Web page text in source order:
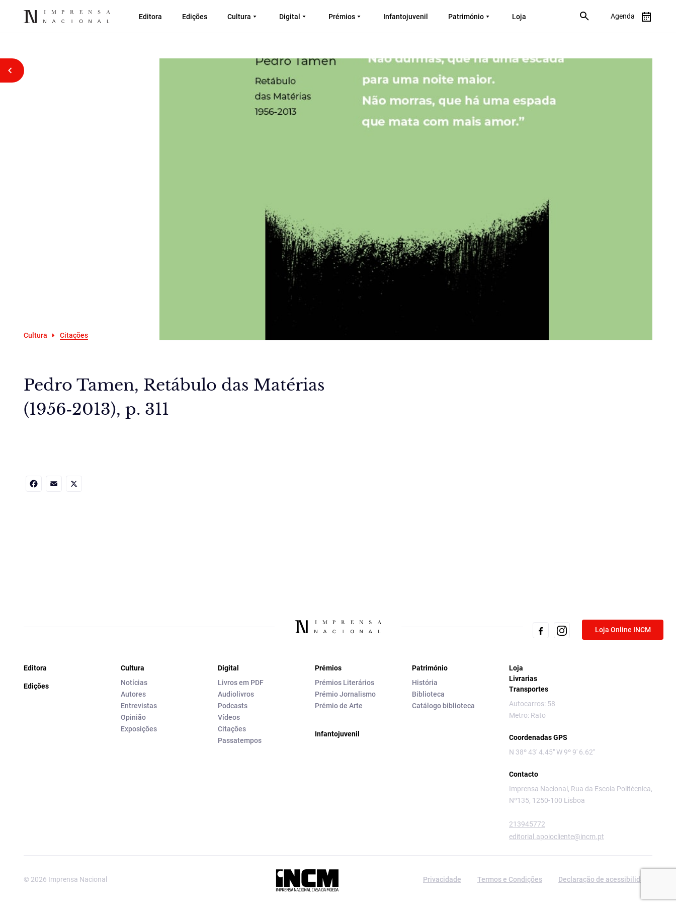
Editora Edições Cultura Digital Prémios Infantojuvenil Património Loja Agenda
Voltar atrás
Cultura Citações
Pedro Tamen, Retábulo das Matérias
(1956‑2013), p. 311
Loja Online INCM
Editora
Edições
Cultura
Notícias
Autores
Entrevistas
Opinião
Exposições
Digital
Livros em PDF
Audiolivros
Podcasts
Vídeos
Citações
Passatempos
Prémios
Prémios Literários
Prémio Jornalismo
Prémio de Arte
Infantojuvenil
Património
História
Biblioteca
Catálogo biblioteca
Loja
Livrarias
Transportes
Autocarros: 58
Metro: Rato
Coordenadas GPS
N 38º 43' 4.45" W 9º 9' 6.62"
Contacto
Imprensa Nacional, Rua da Escola Politécnica,
Nº135, 1250-100 Lisboa
213945772
editorial.apoiocliente@incm.pt
© 2026 Imprensa Nacional Privacidade Termos e Condições Declaração de acessibilidade